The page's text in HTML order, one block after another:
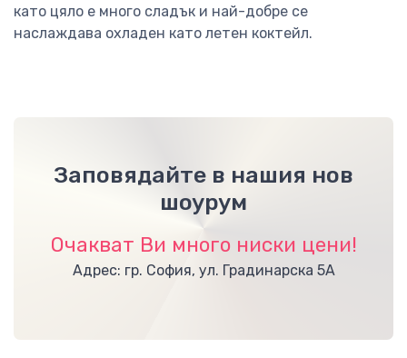
като цяло е много сладък и най-добре се
наслаждава охладен като летен коктейл.
Заповядайте в нашия нов
шоурум
Очакват Ви много ниски цени!
Адрес: гр. София, ул. Градинарска 5А